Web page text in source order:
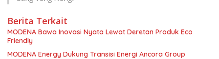
Berita Terkait
MODENA Bawa Inovasi Nyata Lewat Deretan Produk Eco
Friendly
MODENA Energy Dukung Transisi Energi Ancora Group